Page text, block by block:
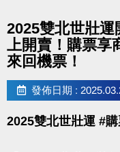
2025雙北世壯
上開賣！購票享
來回機票！
發佈日期 :
2025雙北世壯運 #